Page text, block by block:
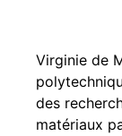
Virginie de
des
matériaux